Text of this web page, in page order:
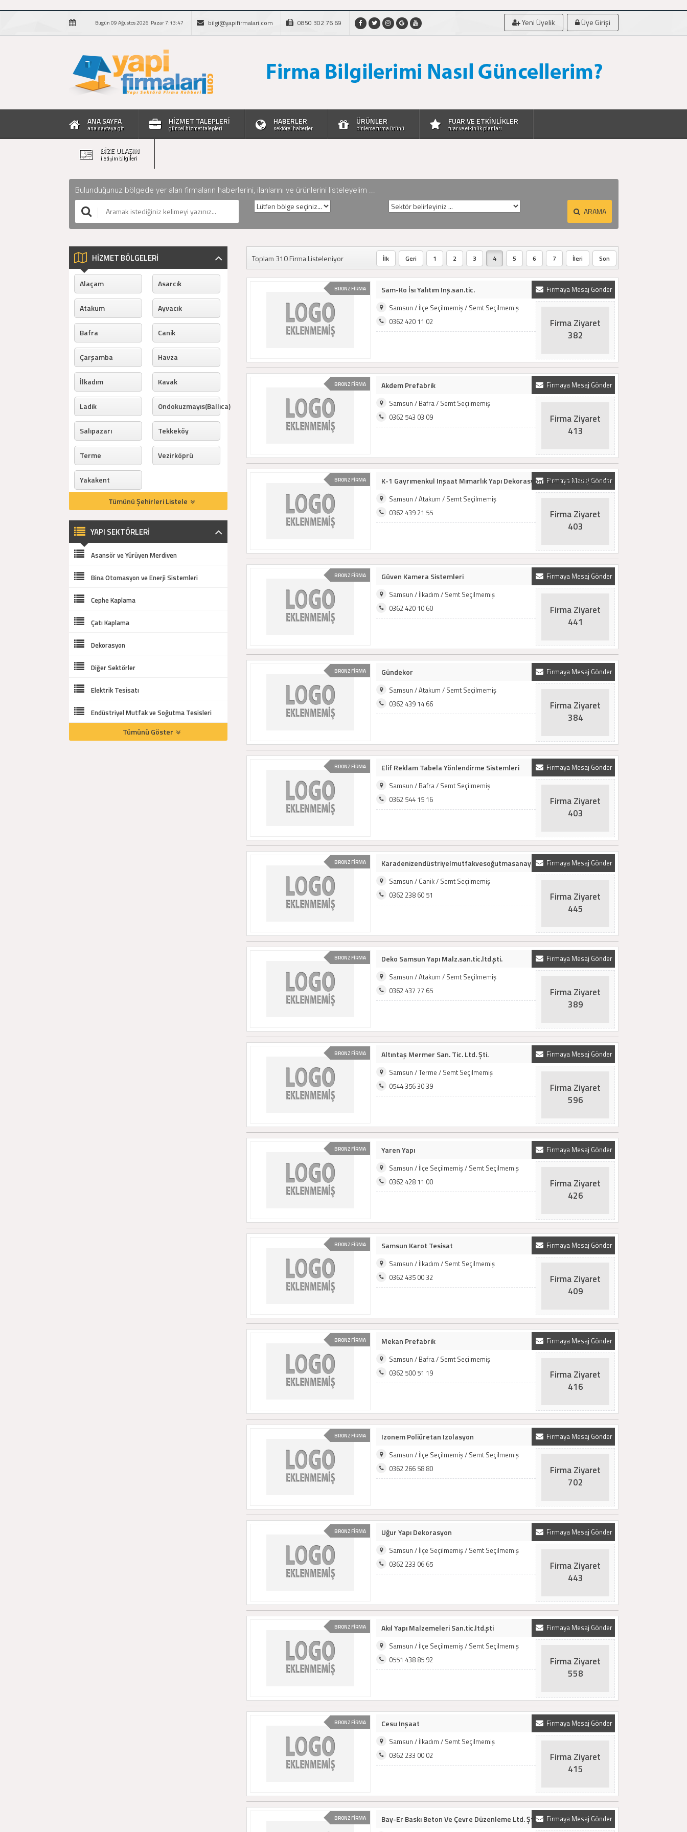
Bugün 09 Ağustos 2026 Pazar 7:13:48 bilgi@yapifirmalari.com 0850 302 76 69 Yeni Üyelik Üye Girişi
ANA SAYFA
ana sayfaya git
HİZMET TALEPLERİ
güncel hizmet talepleri
HABERLER
sektörel haberler
ÜRÜNLER
binlerce firma ürünü
FUAR VE ETKİNLİKLER
fuar ve etkinlik planları
BİZE ULAŞIN
iletişim bilgileri
Bulunduğunuz bölgede yer alan firmaların haberlerini, ilanlarını ve ürünlerini listeleyelim ...
ARAMA
HİZMET BÖLGELERİ
Alaçam Asarcık
Atakum Ayvacık
Bafra Canik
Çarşamba Havza
İlkadım Kavak
Ladik Ondokuzmayıs(Ballıca)
Salıpazarı Tekkeköy
Terme Vezirköprü
Yakakent
Tümünü Şehirleri Listele
YAPI SEKTÖRLERİ
Asansör ve Yürüyen Merdiven
Bina Otomasyon ve Enerji Sistemleri
Cephe Kaplama
Çatı Kaplama
Dekorasyon
Diğer Sektörler
Elektrik Tesisatı
Endüstriyel Mutfak ve Soğutma Tesisleri
Tümünü Göster
Toplam 310 Firma Listeleniyor İlk Geri 1 2 3 4 5 6 7 İleri Son
BRONZ FİRMA Firmaya Mesaj Gönder
Sam-Ko İsı Yalıtım Inş.san.tic.
Samsun / İlçe Seçilmemiş / Semt Seçilmemiş
0362 420 11 02
Firma Ziyaret
382
BRONZ FİRMA Firmaya Mesaj Gönder
Akdem Prefabrik
Samsun / Bafra / Semt Seçilmemiş
0362 543 03 09
Firma Ziyaret
413
BRONZ FİRMA Firmaya Mesaj Gönder
K-1 Gayrımenkul Inşaat Mımarlık Yapı Dekorasyon Tasarım Ve Uygulama
Samsun / Atakum / Semt Seçilmemiş
0362 439 21 55
Firma Ziyaret
403
BRONZ FİRMA Firmaya Mesaj Gönder
Güven Kamera Sistemleri
Samsun / İlkadım / Semt Seçilmemiş
0362 420 10 60
Firma Ziyaret
441
BRONZ FİRMA Firmaya Mesaj Gönder
Gündekor
Samsun / Atakum / Semt Seçilmemiş
0362 439 14 66
Firma Ziyaret
384
BRONZ FİRMA Firmaya Mesaj Gönder
Elif Reklam Tabela Yönlendirme Sistemleri
Samsun / Bafra / Semt Seçilmemiş
0362 544 15 16
Firma Ziyaret
403
BRONZ FİRMA Firmaya Mesaj Gönder
Karadenizendüstriyelmutfakvesoğutmasanayi
Samsun / Canik / Semt Seçilmemiş
0362 238 60 51
Firma Ziyaret
445
BRONZ FİRMA Firmaya Mesaj Gönder
Deko Samsun Yapı Malz.san.tic.ltd.şti.
Samsun / Atakum / Semt Seçilmemiş
0362 437 77 65
Firma Ziyaret
389
BRONZ FİRMA Firmaya Mesaj Gönder
Altıntaş Mermer San. Tic. Ltd. Şti.
Samsun / Terme / Semt Seçilmemiş
0544 356 30 39
Firma Ziyaret
596
BRONZ FİRMA Firmaya Mesaj Gönder
Yaren Yapı
Samsun / İlçe Seçilmemiş / Semt Seçilmemiş
0362 428 11 00
Firma Ziyaret
426
BRONZ FİRMA Firmaya Mesaj Gönder
Samsun Karot Tesisat
Samsun / İlkadım / Semt Seçilmemiş
0362 435 00 32
Firma Ziyaret
409
BRONZ FİRMA Firmaya Mesaj Gönder
Mekan Prefabrik
Samsun / Bafra / Semt Seçilmemiş
0362 500 51 19
Firma Ziyaret
416
BRONZ FİRMA Firmaya Mesaj Gönder
Izonem Poliüretan Izolasyon
Samsun / İlçe Seçilmemiş / Semt Seçilmemiş
0362 266 58 80
Firma Ziyaret
702
BRONZ FİRMA Firmaya Mesaj Gönder
Uğur Yapı Dekorasyon
Samsun / İlçe Seçilmemiş / Semt Seçilmemiş
0362 233 06 65
Firma Ziyaret
443
BRONZ FİRMA Firmaya Mesaj Gönder
Akıl Yapı Malzemeleri San.tic.ltd.şti
Samsun / İlçe Seçilmemiş / Semt Seçilmemiş
0551 438 85 92
Firma Ziyaret
558
BRONZ FİRMA Firmaya Mesaj Gönder
Cesu Inşaat
Samsun / İlkadım / Semt Seçilmemiş
0362 233 00 02
Firma Ziyaret
415
BRONZ FİRMA Firmaya Mesaj Gönder
Bay-Er Baskı Beton Ve Çevre Düzenleme Ltd. Şti.